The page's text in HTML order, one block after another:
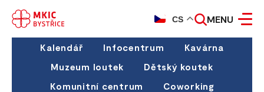
CS MENU
Kalendář Infocentrum
Kavárna
Muzeum loutek
Dětský koutek
Komunitní centrum
Coworking